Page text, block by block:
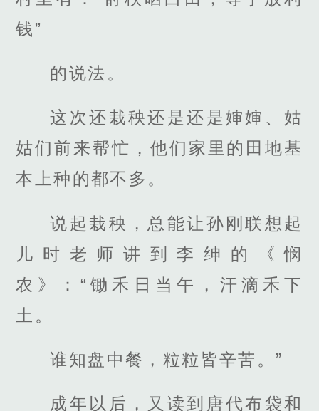
钱”
的说法。
这次还栽秧还是还是婶婶、姑
姑们前来帮忙，他们家里的田地基
本上种的都不多。
说起栽秧，总能让孙刚联想起
儿时老师讲到李绅的《悯
农》：“锄禾日当午，汗滴禾下
土。
谁知盘中餐，粒粒皆辛苦。”
成年以后，又读到唐代布袋和